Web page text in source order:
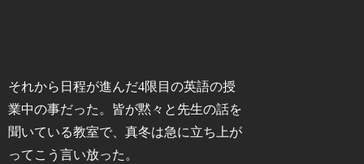
それから日程が進んだ4限目の英語の授
業中の事だった。皆が黙々と先生の話を
聞いている教室で、真冬は急に立ち上が
ってこう言い放った。